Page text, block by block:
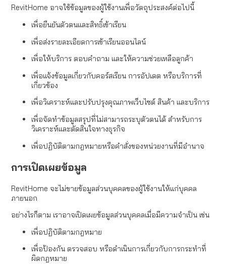
RevitHome อาจใช้ข้อมูลของผู้ใช้งานเพื่อวัตถุประสงค์ต่อไปนี้
เพื่อยืนยันตัวตนและสิทธิ์เข้าเรียน
เพื่อส่งรายละเอียดการเข้าเรียนออนไลน์
เพื่อให้บริการ ตอบคำถาม และให้ความช่วยเหลือลูกค้า
เพื่อแจ้งข้อมูลเกี่ยวกับคอร์สเรียน การอัปเดต หรือบริการที่
เกี่ยวข้อง
เพื่อวิเคราะห์และปรับปรุงคุณภาพเว็บไซต์ สินค้า และบริการ
เพื่อจัดทำข้อมูลสรุปที่ไม่สามารถระบุตัวตนได้ สำหรับการ
วิเคราะห์และตัดสินใจทางธุรกิจ
เพื่อปฏิบัติตามกฎหมายหรือคำสั่งของหน่วยงานที่มีอำนาจ
การเปิดเผยข้อมูล
RevitHome จะไม่ขายข้อมูลส่วนบุคคลของผู้ใช้งานให้แก่บุคคล
ภายนอก
อย่างไรก็ตาม เราอาจเปิดเผยข้อมูลส่วนบุคคลเมื่อมีความจำเป็น เช่น
เพื่อปฏิบัติตามกฎหมาย
เพื่อป้องกัน ตรวจสอบ หรือดำเนินการเกี่ยวกับการกระทำที่
ผิดกฎหมาย